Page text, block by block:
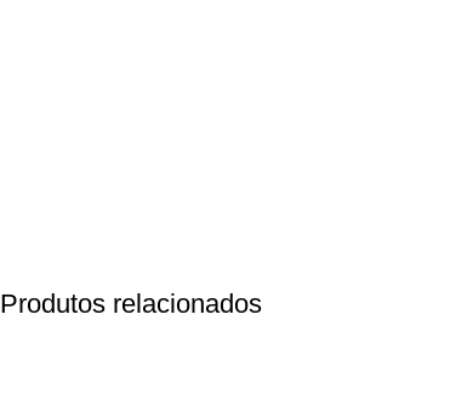
Produtos relacionados